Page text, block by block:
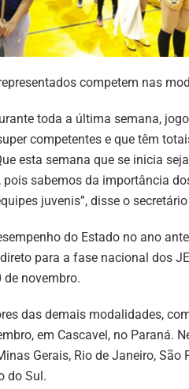
competem nas
toda a última semana,
competentes e que têm
esta semana que se inicia
pois sabemos da importância
juvenis”, disse o
do Estado no ano
para a fase nacional dos
novembro.
das demais modalidades,
em Cascavel, no Paraná.
Gerais, Rio de Janeiro, São
do Sul.